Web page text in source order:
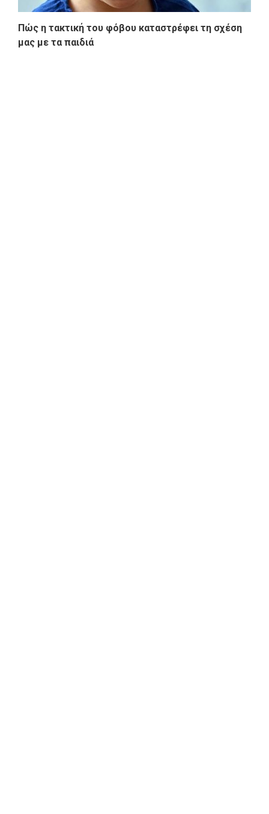
Πώς η τακτική του φόβου καταστρέφει τη σχέση
μας με τα παιδιά